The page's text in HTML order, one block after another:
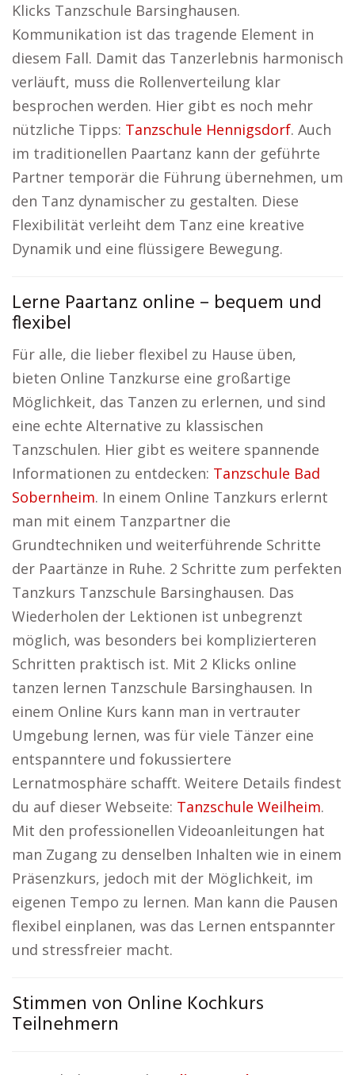
Klicks Tanzschule Barsinghausen.
Kommunikation ist das tragende Element in
diesem Fall. Damit das Tanzerlebnis harmonisch
verläuft, muss die Rollenverteilung klar
besprochen werden. Hier gibt es noch mehr
nützliche Tipps: Tanzschule Hennigsdorf. Auch
im traditionellen Paartanz kann der geführte
Partner temporär die Führung übernehmen, um
den Tanz dynamischer zu gestalten. Diese
Flexibilität verleiht dem Tanz eine kreative
Dynamik und eine flüssigere Bewegung.
Lerne Paartanz online – bequem und
flexibel
Für alle, die lieber flexibel zu Hause üben,
bieten Online Tanzkurse eine großartige
Möglichkeit, das Tanzen zu erlernen, und sind
eine echte Alternative zu klassischen
Tanzschulen. Hier gibt es weitere spannende
Informationen zu entdecken: Tanzschule Bad
Sobernheim. In einem Online Tanzkurs erlernt
man mit einem Tanzpartner die
Grundtechniken und weiterführende Schritte
der Paartänze in Ruhe. 2 Schritte zum perfekten
Tanzkurs Tanzschule Barsinghausen. Das
Wiederholen der Lektionen ist unbegrenzt
möglich, was besonders bei komplizierteren
Schritten praktisch ist. Mit 2 Klicks online
tanzen lernen Tanzschule Barsinghausen. In
einem Online Kurs kann man in vertrauter
Umgebung lernen, was für viele Tänzer eine
entspanntere und fokussiertere
Lernatmosphäre schafft. Weitere Details findest
du auf dieser Webseite: Tanzschule Weilheim.
Mit den professionellen Videoanleitungen hat
man Zugang zu denselben Inhalten wie in einem
Präsenzkurs, jedoch mit der Möglichkeit, im
eigenen Tempo zu lernen. Man kann die Pausen
flexibel einplanen, was das Lernen entspannter
und stressfreier macht.
Stimmen von Online Kochkurs
Teilnehmern